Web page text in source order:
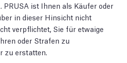
ist Ihnen als Käufer oder
in dieser Hinsicht nicht
verpflichtet, Sie für etwaige
oder Strafen zu
zu erstatten.